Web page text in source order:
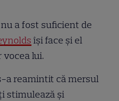
a fost suficient de
își face și el
vocea lui.
a reamintit că mersul
stimulează și